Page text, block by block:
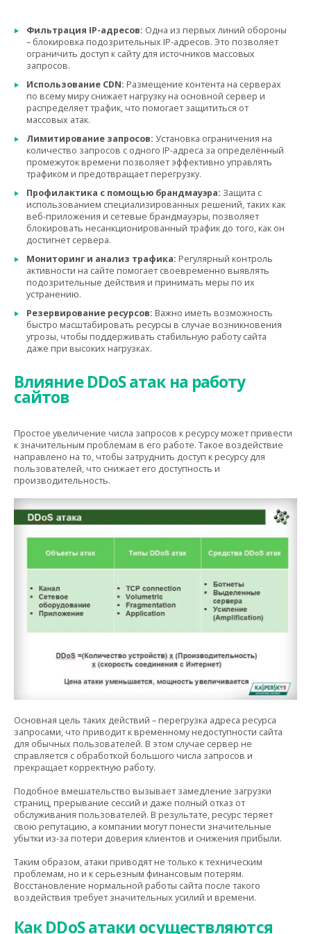
Фильтрация IP-адресов: Одна из первых линий обороны
– блокировка подозрительных IP-адресов. Это позволяет
ограничить доступ к сайту для источников массовых
запросов.
Использование CDN: Размещение контента на серверах
по всему миру снижает нагрузку на основной сервер и
распределяет трафик, что помогает защититься от
массовых атак.
Лимитирование запросов: Установка ограничения на
количество запросов с одного IP-адреса за определённый
промежуток времени позволяет эффективно управлять
трафиком и предотвращает перегрузку.
Профилактика с помощью брандмауэра: Защита с
использованием специализированных решений, таких как
веб-приложения и сетевые брандмауэры, позволяет
блокировать несанкционированный трафик до того, как он
достигнет сервера.
Мониторинг и анализ трафика: Регулярный контроль
активности на сайте помогает своевременно выявлять
подозрительные действия и принимать меры по их
устранению.
Резервирование ресурсов: Важно иметь возможность
быстро масштабировать ресурсы в случае возникновения
угрозы, чтобы поддерживать стабильную работу сайта
даже при высоких нагрузках.
Влияние DDoS атак на работу
сайтов
Простое увеличение числа запросов к ресурсу может привести
к значительным проблемам в его работе. Такое воздействие
направлено на то, чтобы затруднить доступ к ресурсу для
пользователей, что снижает его доступность и
производительность.
Основная цель таких действий – перегрузка адреса ресурса
запросами, что приводит к временному недоступности сайта
для обычных пользователей. В этом случае сервер не
справляется с обработкой большого числа запросов и
прекращает корректную работу.
Подобное вмешательство вызывает замедление загрузки
страниц, прерывание сессий и даже полный отказ от
обслуживания пользователей. В результате, ресурс теряет
свою репутацию, а компании могут понести значительные
убытки из-за потери доверия клиентов и снижения прибыли.
Таким образом, атаки приводят не только к техническим
проблемам, но и к серьезным финансовым потерям.
Восстановление нормальной работы сайта после такого
воздействия требует значительных усилий и времени.
Как DDoS атаки осуществляются